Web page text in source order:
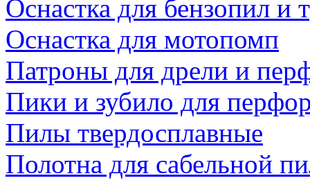
Оснастка для бензопил и
Оснастка для мотопомп
Патроны для дрели и
Пики и зубило для
Пилы твердосплавные
Полотна для сабельной